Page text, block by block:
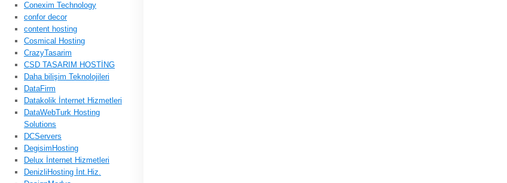
Conexim Technology
confor decor
content hosting
Cosmical Hosting
CrazyTasarim
CSD TASARIM HOSTİNG
Daha bilişim Teknolojileri
DataFirm
Datakolik İnternet Hizmetleri
DataWebTurk Hosting
Solutions
DCServers
DegisimHosting
Delux İnternet Hizmetleri
DenizliHosting İnt.Hiz.